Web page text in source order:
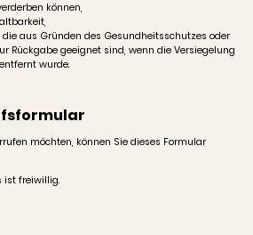
können,
die aus Gründen des Gesundheitsschutzes oder
Rückgabe geeignet sind, wenn die Versiegelung
wurde.
möchten, können Sie dieses Formular
ist freiwillig.